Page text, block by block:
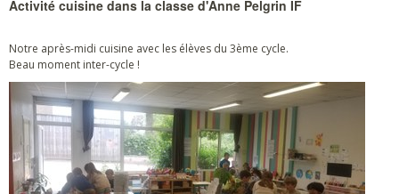
Activité cuisine dans la classe d'Anne Pelgrin IF
Notre après-midi cuisine avec les élèves du 3ème cycle.
Beau moment inter-cycle !